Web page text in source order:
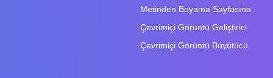
Metinden Boyama Sayfasına
Çevrimiçi Görüntü Geliştirici
Çevrimiçi Görüntü Büyütücü